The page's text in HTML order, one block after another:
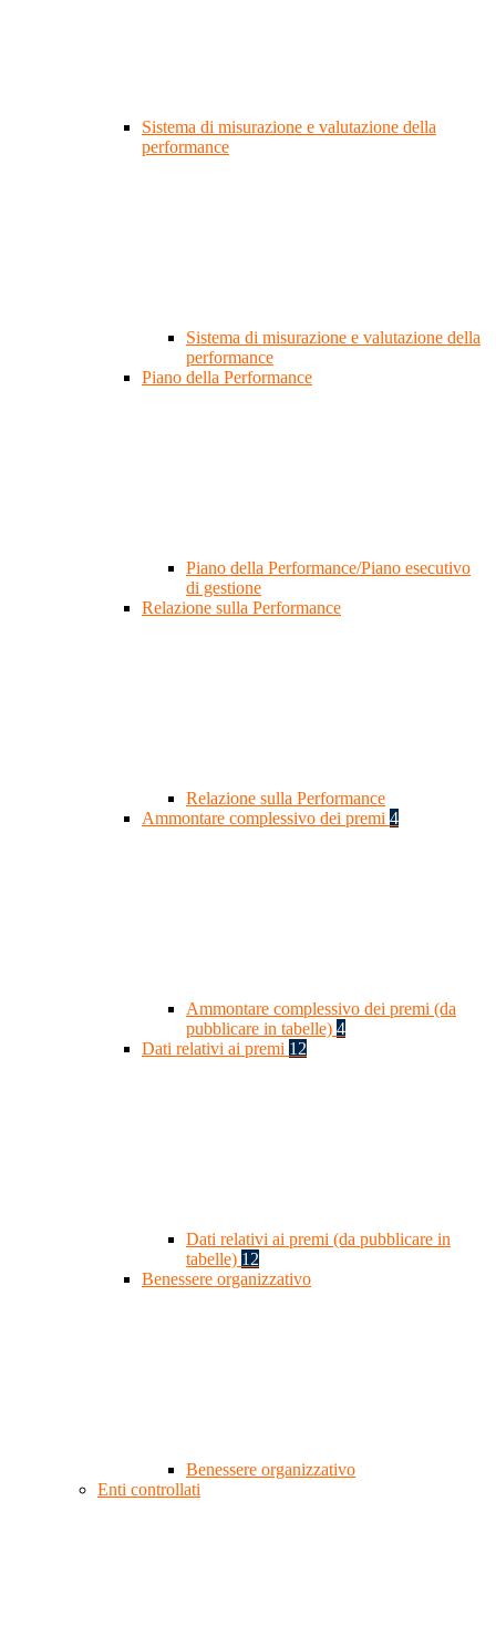
Sistema di misurazione e valutazione della
performance
Sistema di misurazione e valutazione della
performance
Piano della Performance
Piano della Performance/Piano esecutivo
di gestione
Relazione sulla Performance
Relazione sulla Performance
Ammontare complessivo dei premi 4
Ammontare complessivo dei premi (da
pubblicare in tabelle) 4
Dati relativi ai premi 12
Dati relativi ai premi (da pubblicare in
tabelle) 12
Benessere organizzativo
Benessere organizzativo
Enti controllati